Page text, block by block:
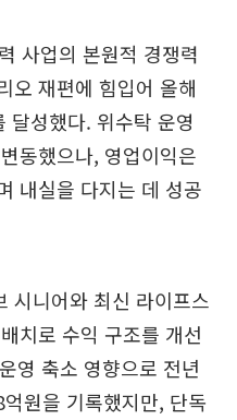
사업의 본원적 경쟁력
오 재편에 힘입어 올해
달성했다. 위수탁 운영
동했으나, 영업이익은
내실을 다지는 데 성공
시니어와 최신 라이프스
치로 수익 구조를 개선
영 축소 영향으로 전년
원을 기록했지만, 단독